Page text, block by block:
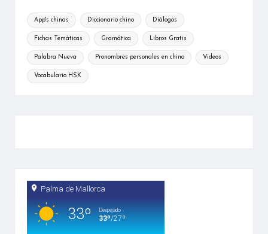
App's chinas Diccionario chino Diálogos
Fichas Temáticas Gramática Libros Gratis
Palabra Nueva Pronombres personales en chino Videos
Vocabulario HSK